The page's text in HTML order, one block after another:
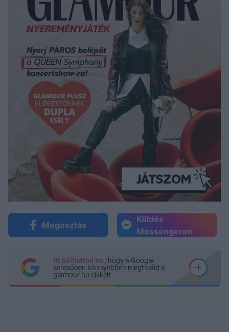
Megosztás
Küldés
Messengeren
Itt állíthatod be , hogy a Google
keresőben könnyebben megtaláld a
glamour.hu cikkeit